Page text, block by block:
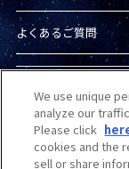
よくあるご質問
プライバシーオプシ
We use unique
analyze our
Please click
cookies and the
sell or share